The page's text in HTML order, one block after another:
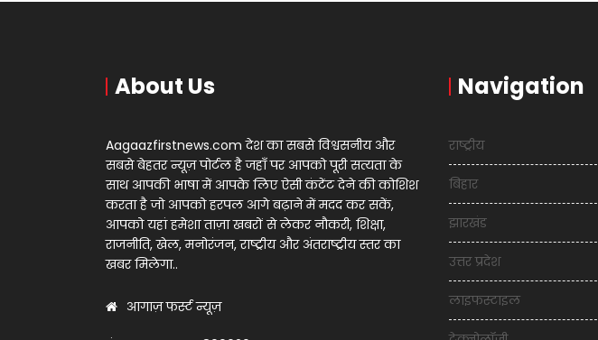
About Us
Aagaazfirstnews.com देश का सबसे विश्वसनीय और
सबसे बेहतर न्यूज़ पोर्टल है जहाँ पर आपको पूरी सत्यता के
साथ आपकी भाषा में आपके लिए ऐसी कंटेंट देने की कोशिश
करता है जो आपको हरपल आगे बढ़ाने में मदद कर सकें,
आपको यहां हमेशा ताज़ा खबरों से लेकर नौकरी, शिक्षा,
राजनीति, खेल, मनोरंजन, राष्ट्रीय और अंतराष्ट्रीय स्तर का
खबर मिलेगा..
आगाज़ फर्स्ट न्यूज़
Navigation
राष्ट्रीय
बिहार
झारखंड
उत्तर प्रदेश
लाइफस्टाइल